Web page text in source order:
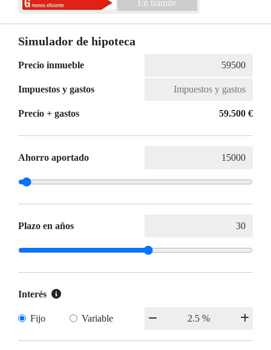
En trámite
Simulador de hipoteca
Precio inmueble
Impuestos y gastos
Precio + gastos 59.500 €
Ahorro aportado
Plazo en años
Interés
Fijo Variable